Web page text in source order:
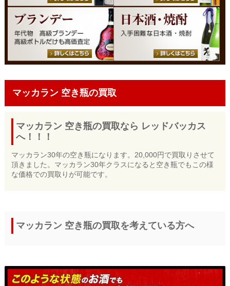
マッカラン 空き瓶の買取
マッカラン 空き瓶の買取なら レッドバッカス
へ！！！
マッカラン30年の空き瓶になります。20,000円で買取りさせて
頂きました。マッカラン30年クラスになると空き瓶でもこの様
な価格での買取りが可能です。
マッカラン 空き瓶の買取を考えている方へ